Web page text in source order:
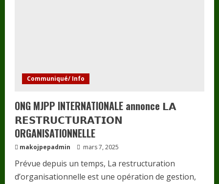
Communiqué/ Info
ONG MJPP INTERNATIONALE annonce 𝗟𝗔
𝗥𝗘𝗦𝗧𝗥𝗨𝗖𝗧𝗨𝗥𝗔𝗧𝗜𝗢𝗡
ORGANISATIONNELLE
makojpepadmin mars 7, 2025
Prévue depuis un temps, La restructuration
d’organisationnelle est une opération de gestion,